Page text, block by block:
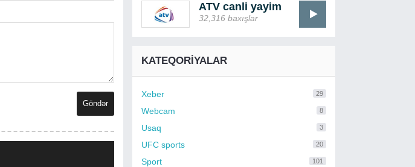
ATV canli yayim
32,316 baxışlar
KATEQORIYALAR
Xeber 29
Webcam 8
Usaq 3
UFC sports 20
Sport 101